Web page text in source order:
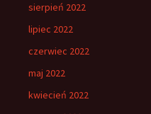
sierpień 2022
lipiec 2022
czerwiec 2022
maj 2022
kwiecień 2022